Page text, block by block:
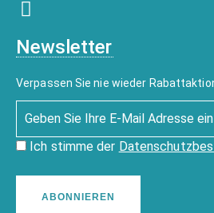
Newsletter
Verpassen Sie nie wieder
Ich stimme der
ABONNIEREN